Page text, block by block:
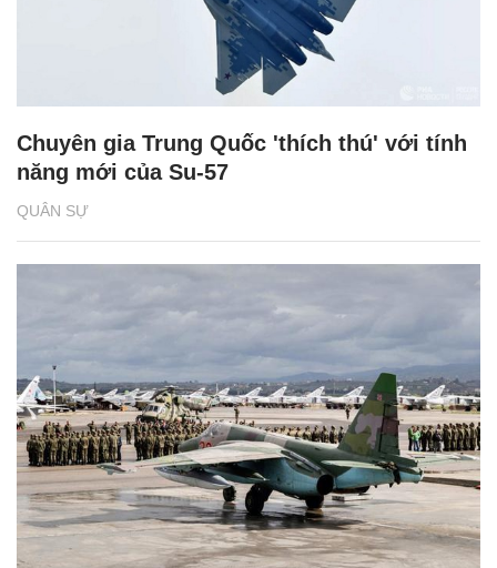
QUÂN SỰ
Chuyên gia Trung Quốc 'thích thú' với tính
năng mới của Su-57